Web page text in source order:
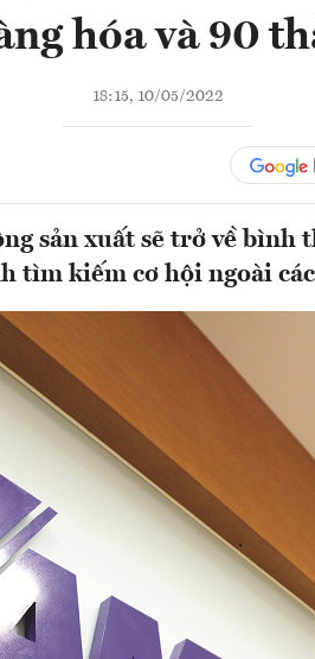
hóa và 90
18:15, 10/05/2022
sản xuất sẽ trở về bình
tìm kiếm cơ hội ngoài